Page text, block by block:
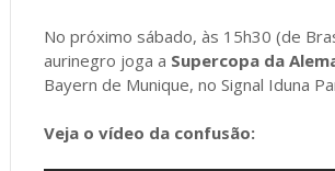
No próximo sábado, às 15h30 (de
aurinegro joga a Supercopa da
Bayern de Munique, no Signal Iduna
Veja o vídeo da confusão: